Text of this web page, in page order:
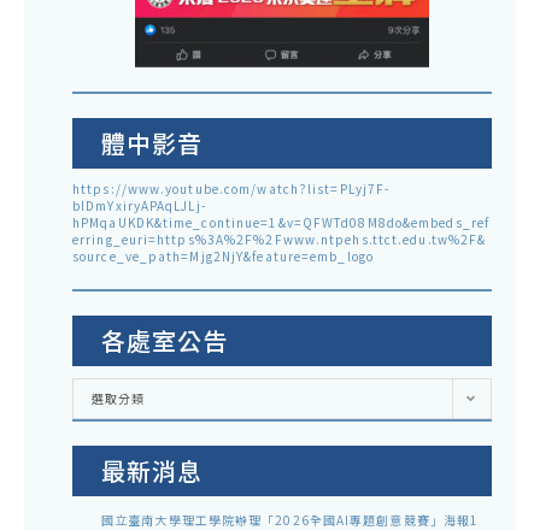
體中影音
https://www.youtube.com/watch?list=PLyj7F-
blDmYxiryAPAqLJLj-
hPMqaUKDK&time_continue=1&v=QFWTd08M8do&embeds_ref
erring_euri=https%3A%2F%2Fwww.ntpehs.ttct.edu.tw%2F&
source_ve_path=Mjg2NjY&feature=emb_logo
各處室公告
各
室
選取分類
最新消息
國立臺南大學理工學院辦理「2026全國AI專題創意競賽」海報1